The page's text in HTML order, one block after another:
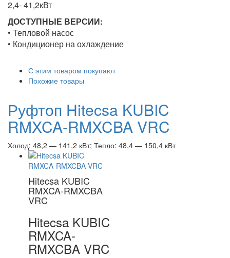
2,4- 41,2кВт
ДОСТУПНЫЕ ВЕРСИИ:
• Тепловой насос
• Кондиционер на охлаждение
С этим товаром покупают
Похожие товары
Руфтоп Hitecsa KUBIC
RMXCA-RMXCBA VRC
Холод: 48,2 — 141,2 кВт; Тепло: 48,4 — 150,4 кВт
Hitecsa KUBIC
RMXCA-RMXCBA
VRC
Hitecsa KUBIC
RMXCA-
RMXCBA VRC